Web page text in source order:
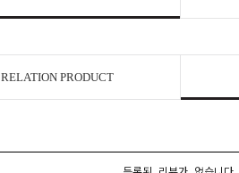
RELATION PRODUCT